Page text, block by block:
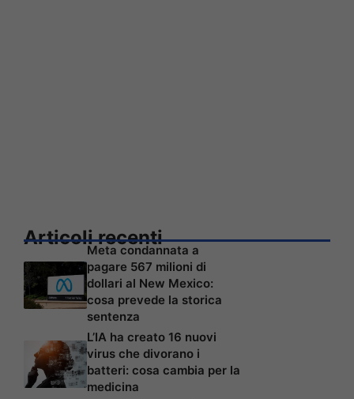
Articoli recenti
Meta condannata a
pagare 567 milioni di
dollari al New Mexico:
cosa prevede la storica
sentenza
L’IA ha creato 16 nuovi
virus che divorano i
batteri: cosa cambia per la
medicina